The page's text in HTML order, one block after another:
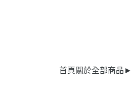
首頁 關於全部商品 ►